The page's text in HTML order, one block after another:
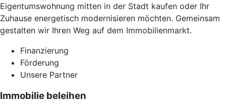
Eigentumswohnung mitten in der Stadt kaufen oder Ihr
Zuhause energetisch modernisieren möchten. Gemeinsam
gestalten wir Ihren Weg auf dem Immobilienmarkt.
Finanzierung
Förderung
Unsere Partner
Immobilie beleihen